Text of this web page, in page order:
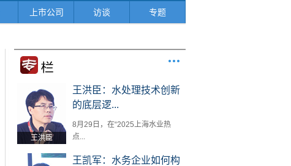
上市公司 访谈 专题
王洪臣
王洪臣：水处理技术创新
的底层逻...
8月29日，在“2025上海水业热
点...
王凯军：水务企业如何构